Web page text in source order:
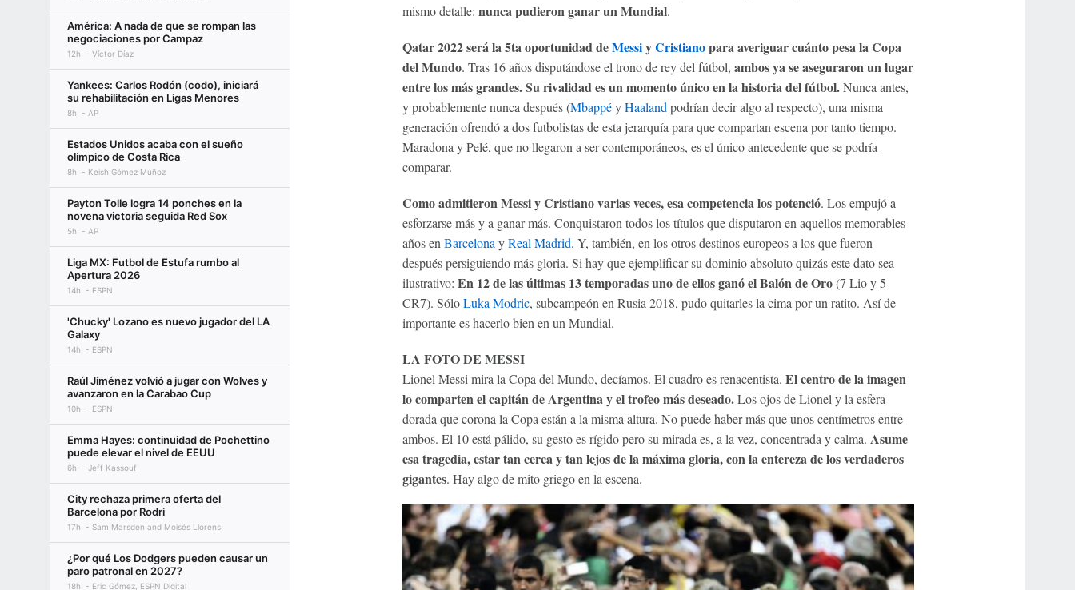
América: A nada de que se rompan las
negociaciones por Campaz
12h Víctor Díaz
Yankees: Carlos Rodón (codo), iniciará
su rehabilitación en Ligas Menores
8h AP
Estados Unidos acaba con el sueño
olímpico de Costa Rica
8h Keish Gómez Muñoz
Payton Tolle logra 14 ponches en la
novena victoria seguida Red Sox
5h AP
Liga MX: Futbol de Estufa rumbo al
Apertura 2026
14h ESPN
'Chucky' Lozano es nuevo jugador del LA
Galaxy
14h ESPN
Raúl Jiménez volvió a jugar con Wolves y
avanzaron en la Carabao Cup
10h ESPN
Emma Hayes: continuidad de Pochettino
puede elevar el nivel de EEUU
6h Jeff Kassouf
City rechaza primera oferta del
Barcelona por Rodri
17h Sam Marsden and Moisés Llorens
¿Por qué Los Dodgers pueden causar un
paro patronal en 2027?
18h Eric Gómez, ESPN Digital
mismo detalle: nunca pudieron ganar un Mundial.
Qatar 2022 será la 5ta oportunidad deMessiyCristianopara averiguar cuánto pesa la Copa
del Mundo. Tras 16 años disputándose el trono de rey del fútbol, ambos ya se aseguraron un lugar
entre los más grandes. Su rivalidad es un momento único en la historia del fútbol.Nunca antes,
y probablemente nunca después (MbappéyHaaland podrían decir algo al respecto), una misma
generación ofrendó a dos futbolistas de esta jerarquía para que compartan escena por tanto tiempo.
Maradona y Pelé, que no llegaron a ser contemporáneos, es el único antecedente que se podría
comparar.
Como admitieron Messi y Cristiano varias veces, esa competencia los potenció. Los empujó a
esforzarse más y a ganar más. Conquistaron todos los títulos que disputaron en aquellos memorables
años en Barcelona yReal Madrid. Y, también, en los otros destinos europeos a los que fueron
después persiguiendo más gloria. Si hay que ejemplificar su dominio absoluto quizás este dato sea
ilustrativo: En 12 de las últimas 13 temporadas uno de ellos ganó el Balón de Oro(7 Lio y 5
CR7). SóloLuka Modric, subcampeón en Rusia 2018, pudo quitarles la cima por un ratito. Así de
importante es hacerlo bien en un Mundial.
LA FOTO DE MESSI
Lionel Messi mira la Copa del Mundo, decíamos. El cuadro es renacentista. El centro de la imagen
lo comparten el capitán de Argentina y el trofeo más deseado.Los ojos de Lionel y la esfera
dorada que corona la Copa están a la misma altura. No puede haber más que unos centímetros entre
ambos. El 10 está pálido, su gesto es rígido pero su mirada es, a la vez, concentrada y calma. Asume
esa tragedia, estar tan cerca y tan lejos de la máxima gloria, con la entereza de los verdaderos
gigantes. Hay algo de mito griego en la escena.